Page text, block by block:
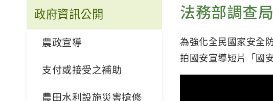
政府資訊公開
農政宣導
支付或接受之補助
農田水利設施災害搶修
法務部調查
為強化全民國家安全
拍國安宣導短片「國